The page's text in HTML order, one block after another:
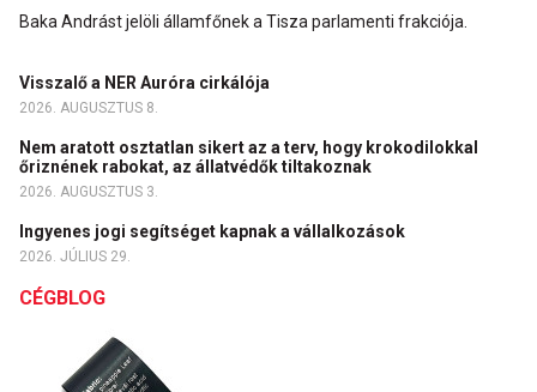
Baka Andrást jelöli államfőnek a Tisza parlamenti frakciója.
Visszalő a NER Auróra cirkálója
2026. AUGUSZTUS 8.
Nem aratott osztatlan sikert az a terv, hogy krokodilokkal
őriznének rabokat, az állatvédők tiltakoznak
2026. AUGUSZTUS 3.
Ingyenes jogi segítséget kapnak a vállalkozások
2026. JÚLIUS 29.
CÉGBLOG